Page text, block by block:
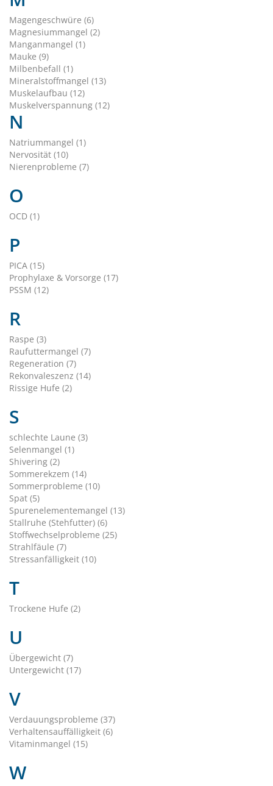
Magengeschwüre (6)
Magnesiummangel (2)
Manganmangel (1)
Mauke (9)
Milbenbefall (1)
Mineralstoffmangel (13)
Muskelaufbau (12)
Muskelverspannung (12)
N
Natriummangel (1)
Nervosität (10)
Nierenprobleme (7)
O
OCD (1)
P
PICA (15)
Prophylaxe & Vorsorge (17)
PSSM (12)
R
Raspe (3)
Raufuttermangel (7)
Regeneration (7)
Rekonvaleszenz (14)
Rissige Hufe (2)
S
schlechte Laune (3)
Selenmangel (1)
Shivering (2)
Sommerekzem (14)
Sommerprobleme (10)
Spat (5)
Spurenelementemangel (13)
Stallruhe (Stehfutter) (6)
Stoffwechselprobleme (25)
Strahlfäule (7)
Stressanfälligkeit (10)
T
Trockene Hufe (2)
U
Übergewicht (7)
Untergewicht (17)
V
Verdauungsprobleme (37)
Verhaltensauffälligkeit (6)
Vitaminmangel (15)
W